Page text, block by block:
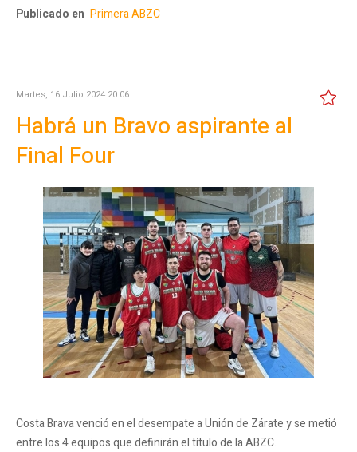
Publicado en Primera ABZC
Martes, 16 Julio 2024 20:06
Habrá un Bravo aspirante al
Final Four
Costa Brava venció en el desempate a Unión de Zárate y se metió
entre los 4 equipos que definirán el título de la ABZC.